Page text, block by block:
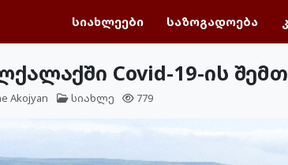
სიახლეები საზოგადოება
Covid-19-ის
Akojyan სიახლე 779